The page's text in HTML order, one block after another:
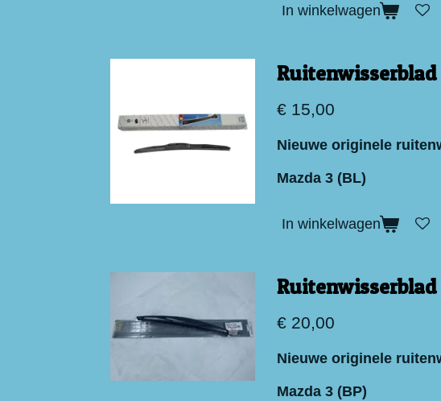
In winkelwagen
Ruitenwisserblad
€ 15,00
Nieuwe originele
Mazda 3 (BL)
In winkelwagen
Ruitenwisserblad
€ 20,00
Nieuwe originele
Mazda 3 (BP)